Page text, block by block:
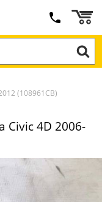
(108961СВ)
Civic 4D 2006-